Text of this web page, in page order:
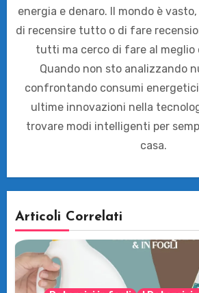
energia e denaro. Il mondo è
di recensire tutto o di fare
tutti ma cerco di fare al meglio
Quando non sto analizzando
confrontando consumi
ultime innovazioni nella
trovare modi intelligenti per
casa.
Articoli Correlati